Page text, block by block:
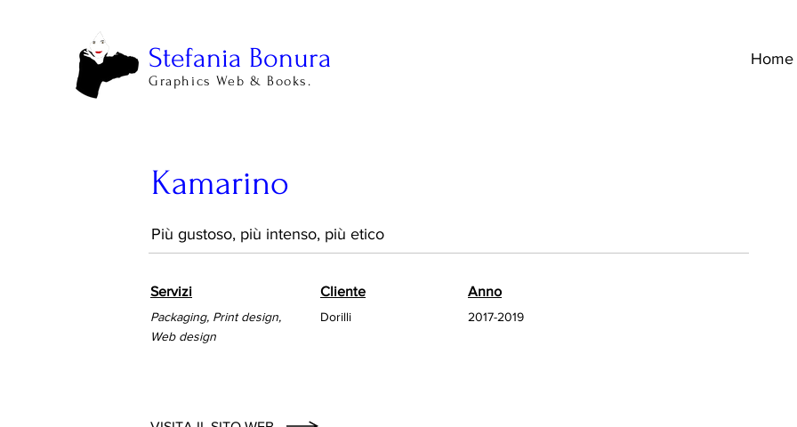
Stefania Bonura
Graphics Web & Books.
Home
Kamarino
Più gustoso, più intenso, più etico
Servizi
Packaging, Print design,
Web design
Cliente
Dorilli
Anno
2017-2019